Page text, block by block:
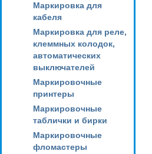
Маркировка для
кабеля
Маркировка для реле,
клеммных колодок,
автоматических
выключателей
Маркировочные
принтеры
Маркировочные
таблички и бирки
Маркировочные
фломастеры